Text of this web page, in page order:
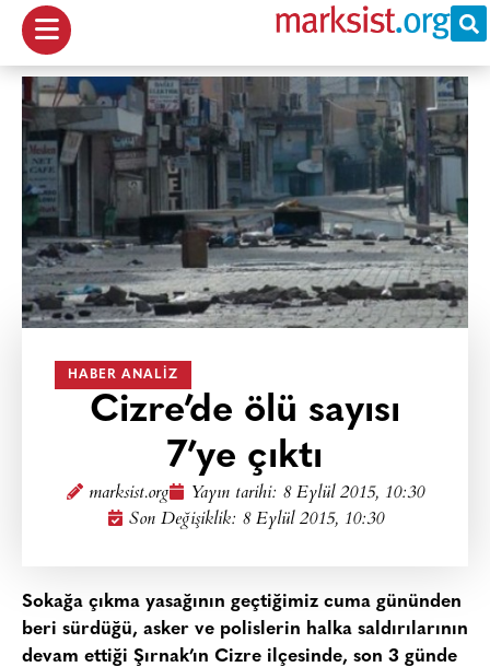
HABER ANALIZ
Cizre’de ölü sayısı
7’ye çıktı
marksist.org Yayın tarihi: 8 Eylül 2015, 10:30
Son Değişiklik: 8 Eylül 2015, 10:30
Sokağa çıkma yasağının geçtiğimiz cuma gününden
beri sürdüğü, asker ve polislerin halka saldırılarının
devam ettiği Şırnak’ın Cizre ilçesinde, son 3 günde